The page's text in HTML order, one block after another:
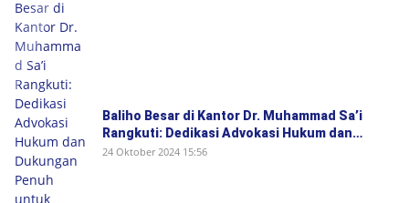
Baliho Besar di Kantor Dr. Muhammad Sa’i
Rangkuti: Dedikasi Advokasi Hukum dan
Dukungan Penuh untuk Bobby-Surya di Pilgub
24 Oktober 2024 15:56